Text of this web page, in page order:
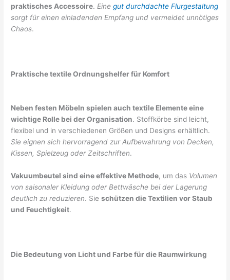
praktisches Accessoire. Einegut durchdachte Flurgestaltung
sorgt für einen einladenden Empfang und vermeidet unnötiges
Chaos.
Praktische textile Ordnungshelfer für Komfort
Neben festen Möbeln spielen auch textile Elemente eine
wichtige Rolle bei der Organisation. Stoffkörbe sind leicht,
flexibel und in verschiedenen Größen und Designs erhältlich.
Sie eignen sich hervorragend zur Aufbewahrung von Decken,
Kissen, Spielzeug oder Zeitschriften.
Vakuumbeutel sind eine effektive Methode, um das Volumen
von saisonaler Kleidung oder Bettwäsche bei der Lagerung
deutlich zu reduzieren. Sieschützen die Textilien vor Staub
und Feuchtigkeit.
Die Bedeutung von Licht und Farbe für die Raumwirkung